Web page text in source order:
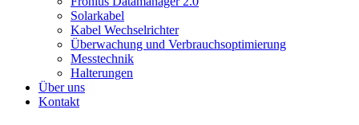
Solarkabel
Kabel Wechselrichter
Überwachung und Verbrauchsoptimierung
Messtechnik
Halterungen
Über uns
Kontakt